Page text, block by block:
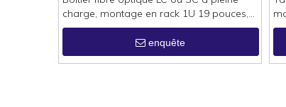
charge, montage en rack 1U 19 pouces,
avec tresses
enquête
12